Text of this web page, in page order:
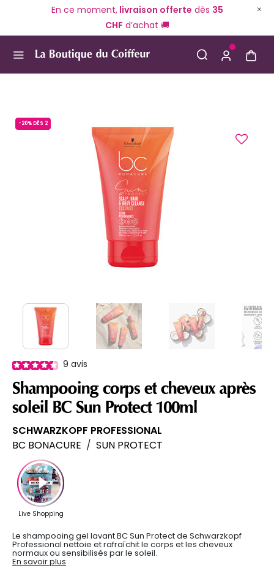
En ce moment,livraison offerte dès 35
CHF d’achat 🚚
-20% DÈS 2
9 avis
Shampooing corps et cheveux après
soleil BC Sun Protect 100ml
SCHWARZKOPF PROFESSIONAL
BC BONACURE / SUN PROTECT
Le shampooing gel lavant BC Sun Protect de Schwarzkopf
Professional nettoie et rafraîchit le corps et les cheveux
normaux ou sensibilisés par le soleil.
En savoir plus